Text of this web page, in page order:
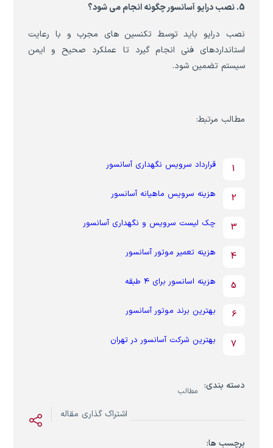
5. نصب درایو آسانسور چگونه انجام می شود؟
نصب درایو باید توسط تکنسین های مجرب و با رعایت
استانداردهای فنی انجام گیرد تا عملکرد صحیح و ایمن
سیستم تضمین شود.
مطالب مرتبط:
قرارداد سرویس نگهداری آسانسور
هزینه سرویس ماهیانه آسانسور
چک لیست سرویس و نگهداری آسانسور
هزینه تعمیر موتور آسانسور
هزینه اسانسور برای ۴ طبقه
بهترین برند موتور آسانسور
بهترین شرکت آسانسور در تهران
دسته بندی: مطالب
اشتراک گذاری مقاله
برچسب ها: